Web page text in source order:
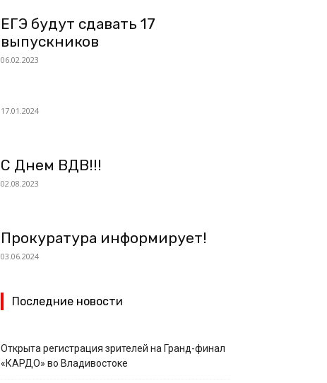
ЕГЭ будут сдавать 17
выпускников
06.02.2023
17.01.2024
С Днем ВДВ!!!
02.08.2023
Прокуратура информирует!
03.06.2024
Последние новости
Открыта регистрация зрителей на Гранд-финал
«КАРДО» во Владивостоке